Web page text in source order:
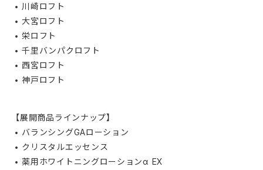
川崎ロフト
大宮ロフト
栄ロフト
千里バンパクロフト
西宮ロフト
神戸ロフト
【展開商品ラインナップ】
バランシングGAローション
クリスタルエッセンス
薬用ホワイトニングローションα EX